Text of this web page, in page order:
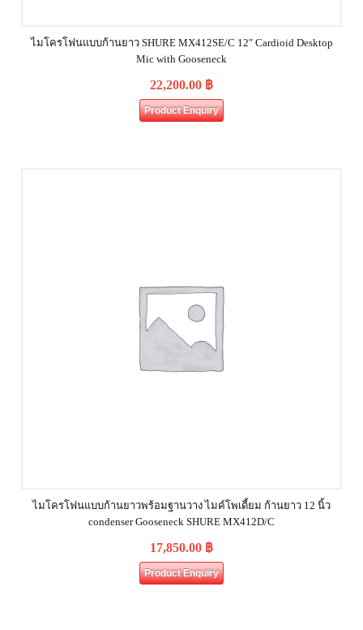
ไมโครโฟนแบบก้านยาว SHURE MX412SE/C 12″ Cardioid Desktop
Mic with Gooseneck
22,200.00 ฿
Product Enquiry
ไมโครโฟนแบบก้านยาวพร้อมฐานวาง ไมค์โพเดี้ยม ก้านยาว 12 นิ้ว
condenser Gooseneck SHURE MX412D/C
17,850.00 ฿
Product Enquiry